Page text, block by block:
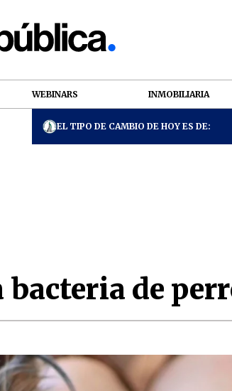
WEBINARS INMOBILIARIA
EL TIPO DE CAMBIO DE HOY ES DE:
de